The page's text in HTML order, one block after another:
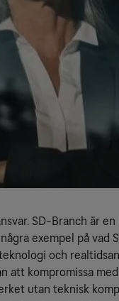
SD-Branch är
exempel på vad
och
att kompromissa
utan teknisk